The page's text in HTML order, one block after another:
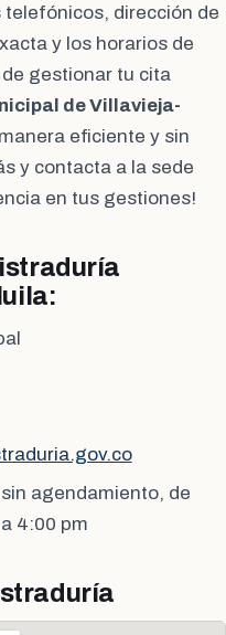
dirección de
y los horarios de
gestionar tu cita
de Villavieja-
eficiente y sin
y contacta a la sede
en tus gestiones!
agendamiento, de
4:00 pm